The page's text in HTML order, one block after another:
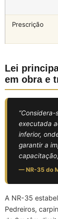
Prescrição
Lei
em obra e
executada
inferior,
garantir a
— NR-35 do
A NR-35
Pedreiros,